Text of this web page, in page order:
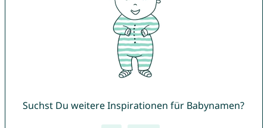
Suchst Du weitere Inspirationen für Babynamen?